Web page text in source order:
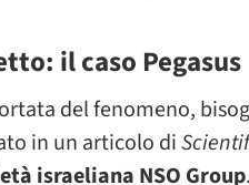
il caso Pegasus
del fenomeno,
in un articolo di
israeliana NSO Group